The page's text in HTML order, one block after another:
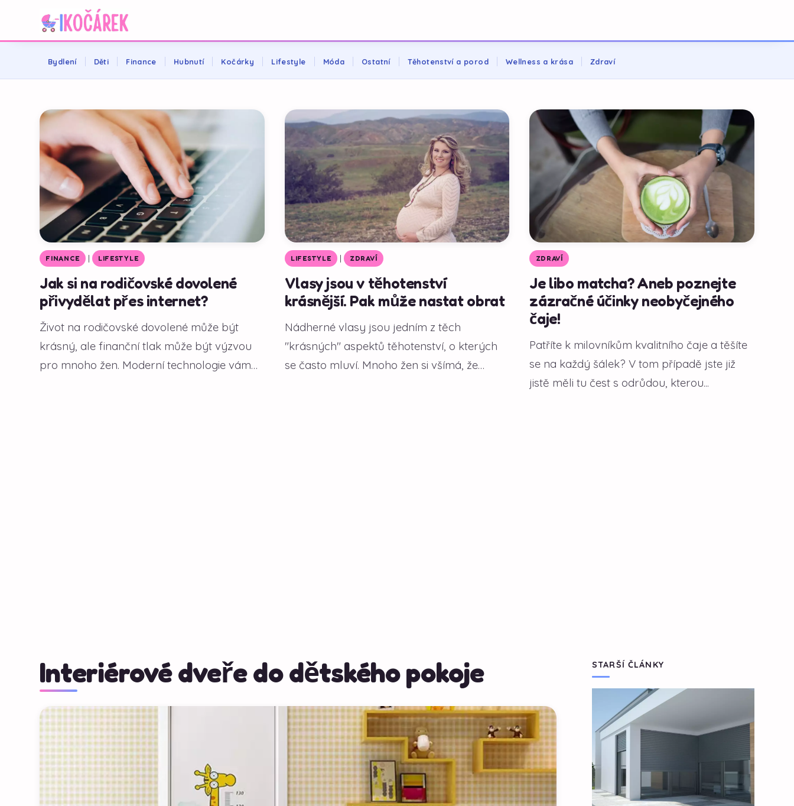
Bydlení Děti Finance Hubnutí Kočárky Lifestyle Móda Ostatní Těhotenství a porod Wellness a krása Zdraví
Jak si na rodičovské dovolené
přivydělat přes internet?
Život na rodičovské dovolené může být
krásný, ale finanční tlak může být výzvou
pro mnoho žen. Moderní technologie vám
FINANCE | LIFESTYLE
Vlasy jsou v těhotenství
krásnější. Pak může nastat obrat
Nádherné vlasy jsou jedním z těch
"krásných" aspektů těhotenství, o kterých
se často mluví. Mnoho žen si všímá, že
LIFESTYLE | ZDRAVÍ
Je libo matcha? Aneb poznejte
zázračné účinky neobyčejného
čaje!
Patříte k milovníkům kvalitního čaje a těšíte
se na každý šálek? V tom případě jste již
jistě měli tu čest s odrůdou, kterou...
ZDRAVÍ
Interiérové dveře do dětského pokoje STARŠÍ ČLÁNKY